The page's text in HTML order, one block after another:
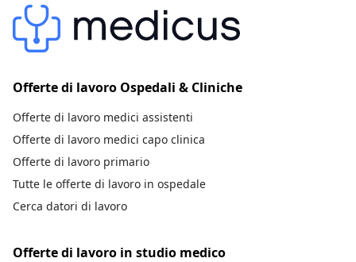
Offerte di lavoro Ospedali & Cliniche
Offerte di lavoro medici assistenti
Offerte di lavoro medici capo clinica
Offerte di lavoro primario
Tutte le offerte di lavoro in ospedale
Cerca datori di lavoro
Offerte di lavoro in studio medico